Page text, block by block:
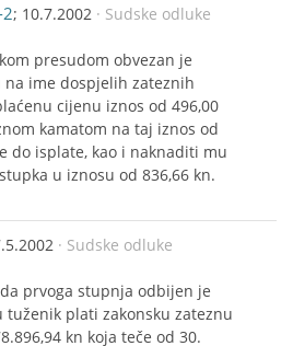
; 10.7.2002 · Sudske odluke
presudom obvezan je
ime dospjelih zateznih
cijenu iznos od 496,00
kamatom na taj iznos od
do isplate, kao i naknaditi mu
u iznosu od 836,66 kn.
· Sudske odluke
prvoga stupnja odbijen je
plati zakonsku zateznu
kn koja teče od 30.